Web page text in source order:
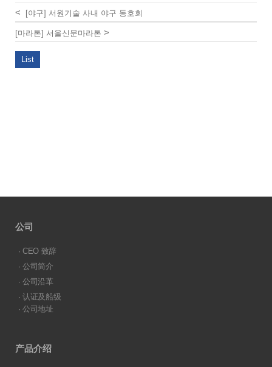
< [야구] 서원기술 사내 야구 동호회
[마라톤] 서울신문마라톤 >
List
公司
· CEO 致辞
· 公司简介
· 公司沿革
· 认证及船级
· 公司地址
产品介绍